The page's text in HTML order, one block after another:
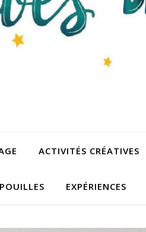
ACTIVITÉS CRÉATIVES
EXPÉRIENCES